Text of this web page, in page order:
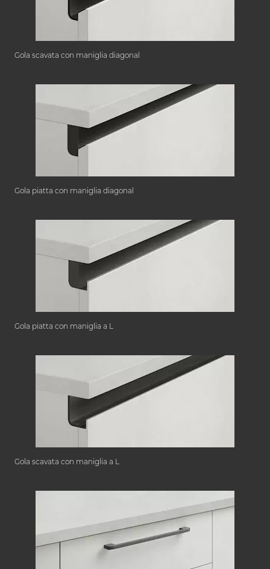
Gola scavata con maniglia diagonal
Gola piatta con maniglia diagonal
Gola piatta con maniglia a L
Gola scavata con maniglia a L